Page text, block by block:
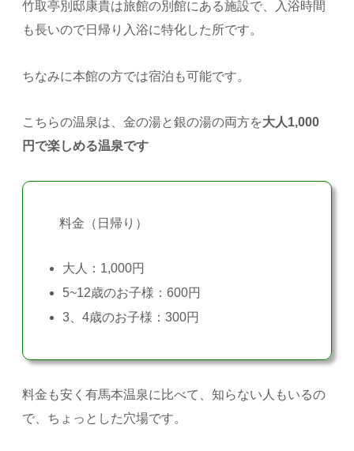
竹取亭別邸康貴は旅館の別館にある施設で、入浴時間
も長いので日帰り入浴に特化した所です。
ちなみに本館の方では宿泊も可能です。
こちらの温泉は、金の湯と銀の湯の両方を大人1,000
円で楽しめる温泉です
料金（日帰り）
大人：1,000円
5~12歳のお子様：600円
3、4歳のお子様：300円
料金も安く有馬本温泉に比べて、知らない人もいるの
で、ちょっとした穴場です。